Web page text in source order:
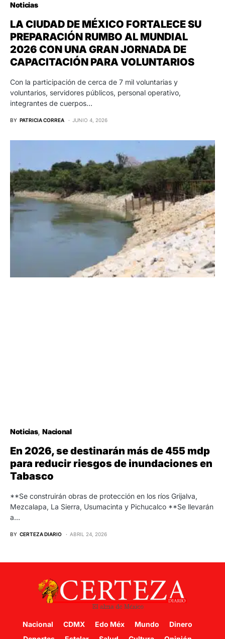
Noticias
LA CIUDAD DE MÉXICO FORTALECE SU
PREPARACIÓN RUMBO AL MUNDIAL
2026 CON UNA GRAN JORNADA DE
CAPACITACIÓN PARA VOLUNTARIOS
Con la participación de cerca de 7 mil voluntarias y
voluntarios, servidores públicos, personal operativo,
integrantes de cuerpos…
BY PATRICIA CORREA JUNIO 4, 2026
Noticias Nacional
En 2026, se destinarán más de 455 mdp
para reducir riesgos de inundaciones en
Tabasco
**Se construirán obras de protección en los ríos Grijalva,
Mezcalapa, La Sierra, Usumacinta y Pichucalco **Se llevarán
a…
BY CERTEZA DIARIO ABRIL 24, 2026
Nacional CDMX Edo Méx Mundo
Dinero